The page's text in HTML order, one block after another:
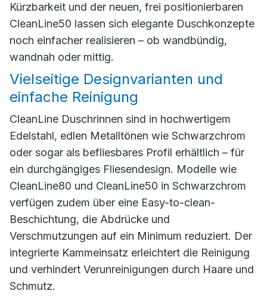
Kürzbarkeit und der neuen, frei positionierbaren
CleanLine50 lassen sich elegante Duschkonzepte
noch einfacher realisieren – ob wandbündig,
wandnah oder mittig.
Vielseitige Designvarianten und
einfache Reinigung
CleanLine Duschrinnen sind in hochwertigem
Edelstahl, edlen Metalltönen wie Schwarzchrom
oder sogar als befliesbares Profil erhältlich – für
ein durchgängiges Fliesendesign. Modelle wie
CleanLine80 und CleanLine50 in Schwarzchrom
verfügen zudem über eine Easy-to-clean-
Beschichtung, die Abdrücke und
Verschmutzungen auf ein Minimum reduziert. Der
integrierte Kammeinsatz erleichtert die Reinigung
und verhindert Verunreinigungen durch Haare und
Schmutz.